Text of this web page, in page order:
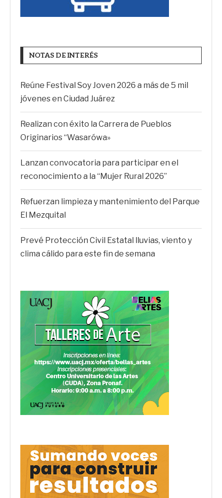
NOTAS DE INTERÉS
Reúne Festival Soy Joven 2026 a más de 5 mil
jóvenes en Ciudad Juárez
Realizan con éxito la Carrera de Pueblos
Originarios “Wasarówa»
Lanzan convocatoria para participar en el
reconocimiento a la “Mujer Rural 2026”
Refuerzan limpieza y mantenimiento del Parque
El Mezquital
Prevé Protección Civil Estatal lluvias, viento y
clima cálido para este fin de semana